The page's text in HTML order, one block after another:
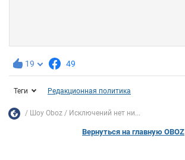
19 49
Теги Редакционная политика
Шоу Oboz Исключений нет ни...
Вернуться на главную OBOZ